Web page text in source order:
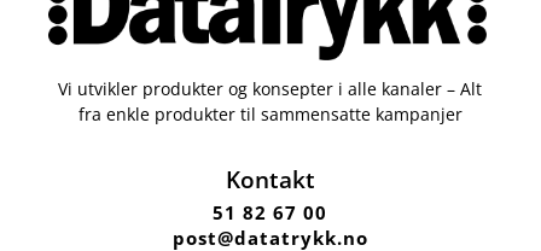
Vi utvikler produkter og konsepter i alle kanaler – Alt
fra enkle produkter til sammensatte kampanjer
Kontakt
51 82 67 00
post@datatrykk.no